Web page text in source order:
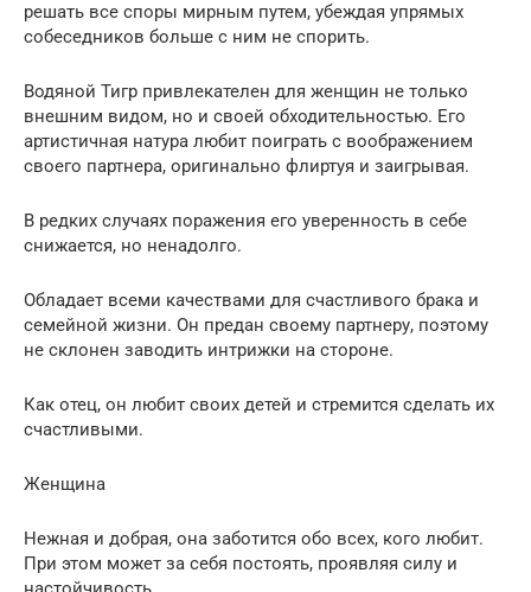
решать все споры мирным путем, убеждая упрямых
собеседников больше с ним не спорить.
Водяной Тигр привлекателен для женщин не только
внешним видом, но и своей обходительностью. Его
артистичная натура любит поиграть с воображением
своего партнера, оригинально флиртуя и заигрывая.
В редких случаях поражения его уверенность в себе
снижается, но ненадолго.
Обладает всеми качествами для счастливого брака и
семейной жизни. Он предан своему партнеру, поэтому
не склонен заводить интрижки на стороне.
Как отец, он любит своих детей и стремится сделать их
счастливыми.
Женщина
Нежная и добрая, она заботится обо всех, кого любит.
При этом может за себя постоять, проявляя силу и